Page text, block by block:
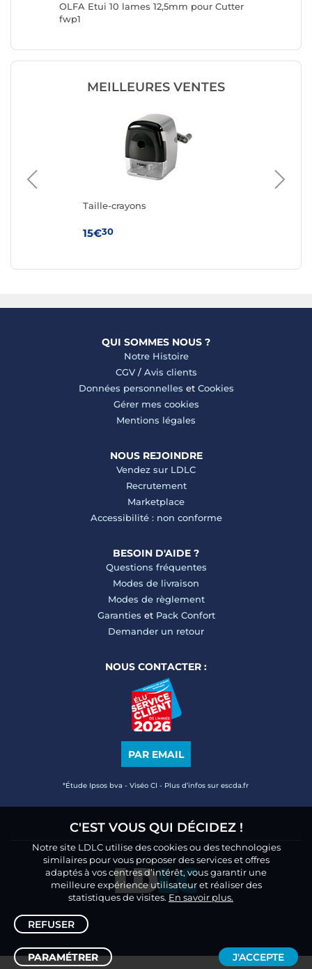
OLFA Etui 10 lames 12,5mm pour Cutter
fwp1
MEILLEURES VENTES
Taille-crayons
15€30
QUI SOMMES NOUS ?
Notre Histoire
CGV/ Avis clients
Données personnelles et Cookies
Gérer mes cookies
Mentions légales
NOUS REJOINDRE
Vendez sur LDLC
Recrutement
Marketplace
Accessibilité : non conforme
BESOIN D'AIDE ?
Questions fréquentes
Modes de livraison
Modes de règlement
Garanties et Pack Confort
Demander un retour
NOUS CONTACTER :
PAR EMAIL
*Étude Ipsos bva - Viséo CI - Plus d’infos sur escda.fr
C'EST VOUS QUI DÉCIDEZ !
Notre site LDLC utilise des cookies ou des technologies
similaires pour vous proposer des services et offres
adaptés à vos centres d’intérêt, vous garantir une
meilleure expérience utilisateur et réaliser des
statistiques de visites. En savoir plus.
REFUSER
PARAMÉTRER J'ACCEPTE